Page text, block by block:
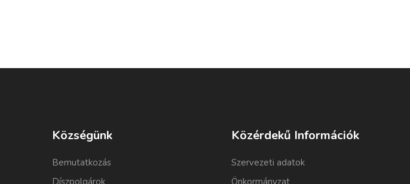
Községünk
Bemutatkozás
Díszpolgárok
Közérdekű Információk
Szervezeti adatok
Önkormányzat